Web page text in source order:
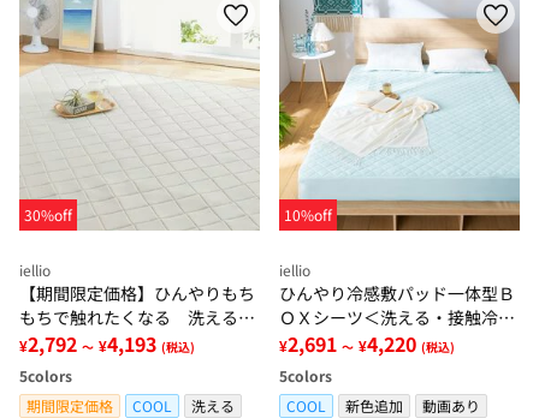
30%off
iellio
【期間限定価格】ひんやりもち
もちで触れたくなる 洗えるラ
グ＜低反発・滑りにくい・接触
冷感・防ダニ・カーペット＞
¥2,792 ～ ¥4,193 (税込)
5colors
期間限定価格
COOL
洗える
10%off
iellio
ひんやり冷感敷パッド一体型Ｂ
ＯＸシーツ＜洗える・接触冷
感・抗菌防臭・時短・家事楽・
ボックスシーツ・寝苦しさ対策
＞
¥2,691 ～ ¥4,220 (税込)
5colors
COOL
新色追加
動画あり